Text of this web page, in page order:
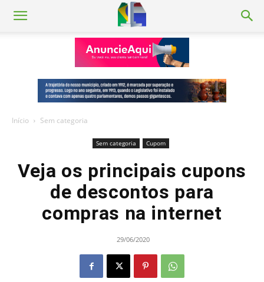
Início Sem categoria
Sem categoria Cupom
Veja os principais cupons
de descontos para
compras na internet
29/06/2020